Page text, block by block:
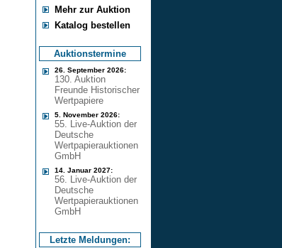
Mehr zur Auktion
Katalog bestellen
Auktionstermine
26. September 2026:
130. Auktion
Freunde Historischer
Wertpapiere
5. November 2026:
55. Live-Auktion der
Deutsche
Wertpapierauktionen
GmbH
14. Januar 2027:
56. Live-Auktion der
Deutsche
Wertpapierauktionen
GmbH
Letzte Meldungen: